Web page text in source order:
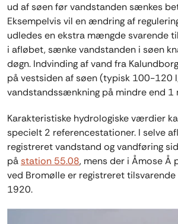
ud af søen før vandstanden sænkes
Eksempelvis vil en ændring af
udledes en ekstra mængde svarende
i afløbet, sænke vandstanden i søen
døgn. Indvinding af vand fra
på vestsiden af søen (typisk 100-120
vandstandssænkning på mindre end 1
Karakteristiske hydrologiske værdier
specielt 2 referencestationer. I selve
registreret vandstand og vandføring
påstation 55.08, mens der i Åmose Å
ved Bromølle er registreret
1920.